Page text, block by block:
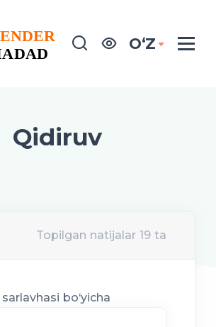
OʻZ
Qidiruv
Topilgan natijalar 19 ta
sarlavhasi bo‘yicha